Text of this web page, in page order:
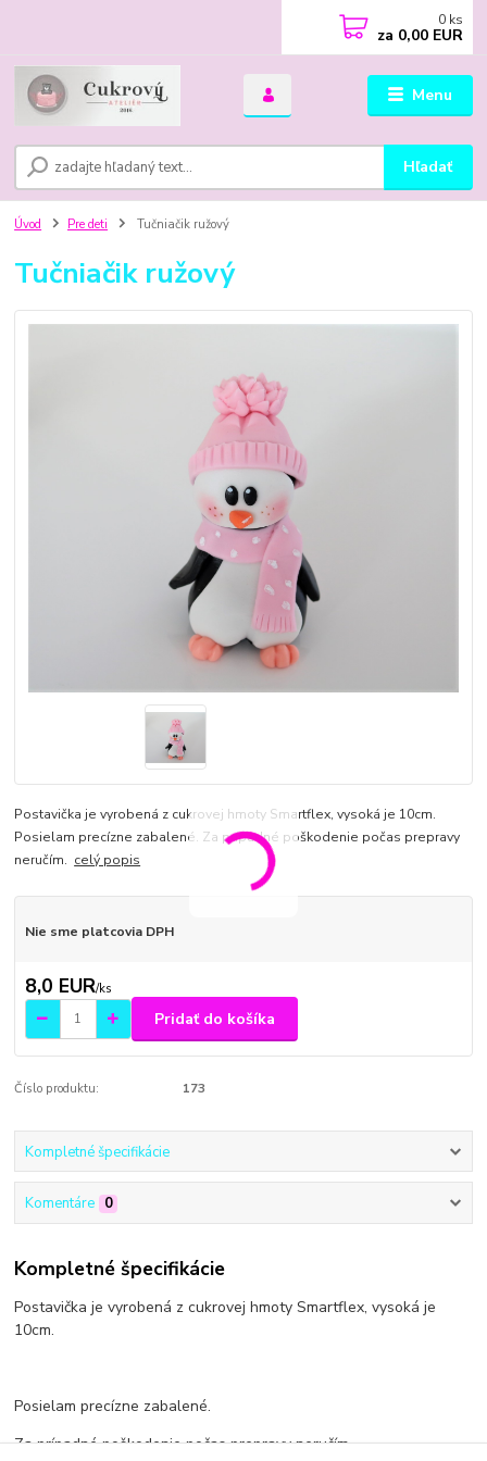
Menu
Hľadať
0 ks
za 0,00 EUR
Úvod Pre deti Tučniačik ružový
Tučniačik ružový
Postavička je vyrobená z cukrovej hmoty Smartflex, vysoká je 10cm.
Posielam precízne zabalené. Za prípadné poškodenie počas prepravy
neručím. celý popis
Nie sme platcovia DPH
8,0 EUR/ks
Pridať do košíka
Číslo produktu: 173
Kompletné špecifikácie
Komentáre 0
Kompletné špecifikácie
Postavička je vyrobená z cukrovej hmoty Smartflex, vysoká je
10cm.
Posielam precízne zabalené.
Za prípadné poškodenie počas prepravy neručím.